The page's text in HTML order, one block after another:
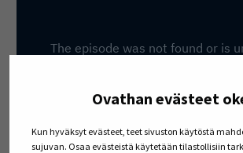
Ovathan evästeet
Kun hyväksyt evästeet, teet sivuston käytöstä
sujuvan. Osaa evästeistä käytetään tilastollisiin